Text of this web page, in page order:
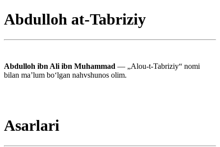
Abdulloh at-Tabriziy
Abdulloh ibn Ali ibn Muhammad — „Alou-t-Tabriziy“ nomi
bilan maʼlum boʻlgan nahvshunos olim.
Asarlari